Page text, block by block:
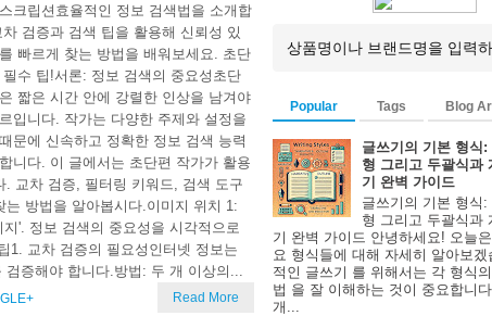
크립션효율적인 정보 검색법을 소개합
차 검증과 검색 팁을 활용해 신뢰성 있
빠르게 찾는 방법을 배워보세요. 초단
필수 팁!서론: 정보 검색의 중요성초단
짧은 시간 안에 강렬한 인상을 남겨야
입니다. 작가는 다양한 주제와 설정을
문에 신속하고 정확한 정보 검색 능력
니다. 이 글에서는 초단편 작가가 활용
교차 검증, 필터링 키워드, 검색 도구
방법을 알아봅시다.이미지 위치 1:
'. 정보 검색의 중요성을 시각적으로
1. 교차 검증의 필요성인터넷 정보는
증해야 합니다.방법: 두 개 이상의...
Read More
Popular Tags Blog
글쓰기의 기본 형식
형 그리고 두괄식과
기 완벽 가이드
글쓰기의 기본 형식:
형 그리고 두괄식과
기 완벽 가이드 안녕하세요! 오늘
요 형식들에 대해 자세히 알아보
적인 글쓰기 를 위해서는 각 형식
법 을 잘 이해하는 것이 중요합니다
개...